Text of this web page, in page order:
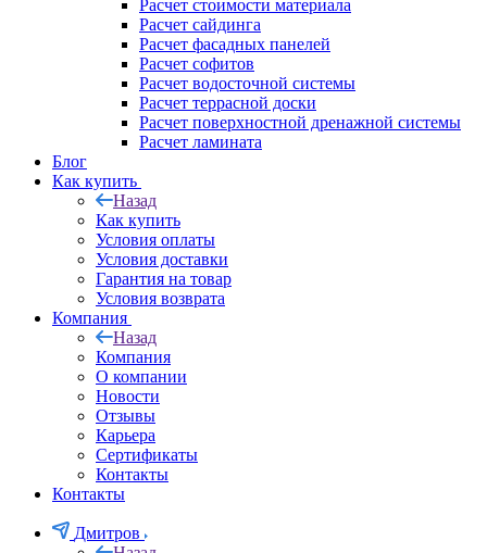
Расчет стоимости материала
Расчет сайдинга
Расчет фасадных панелей
Расчет софитов
Расчет водосточной системы
Расчет террасной доски
Расчет поверхностной дренажной системы
Расчет ламината
Блог
Как купить
Назад
Как купить
Условия оплаты
Условия доставки
Гарантия на товар
Условия возврата
Компания
Назад
Компания
О компании
Новости
Отзывы
Карьера
Сертификаты
Контакты
Контакты
Дмитров